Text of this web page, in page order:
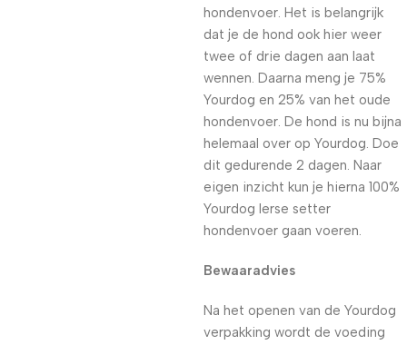
hondenvoer. Het is belangrijk
dat je de hond ook hier weer
twee of drie dagen aan laat
wennen. Daarna meng je 75%
Yourdog en 25% van het oude
hondenvoer. De hond is nu bijna
helemaal over op Yourdog. Doe
dit gedurende 2 dagen. Naar
eigen inzicht kun je hierna 100%
Yourdog Ierse setter
hondenvoer gaan voeren.
Bewaaradvies
Na het openen van de Yourdog
verpakking wordt de voeding